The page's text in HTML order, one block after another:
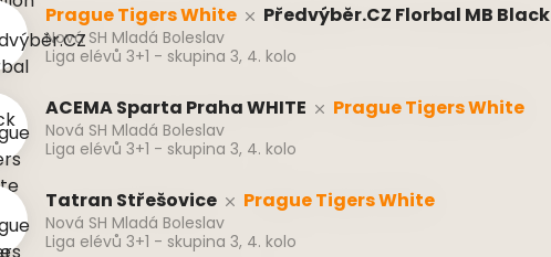
Prague Tigers White Předvýběr.CZ Florbal MB Black
Nová SH Mladá Boleslav
Liga elévů 3+1 - skupina 3, 4. kolo
ACEMA Sparta Praha WHITE Prague Tigers White
Nová SH Mladá Boleslav
Liga elévů 3+1 - skupina 3, 4. kolo
Tatran Střešovice Prague Tigers White
Nová SH Mladá Boleslav
Liga elévů 3+1 - skupina 3, 4. kolo